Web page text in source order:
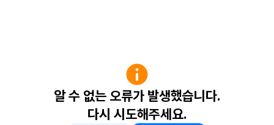
알 수 없는 오류가 발생했습니다.
다시 시도해주세요.